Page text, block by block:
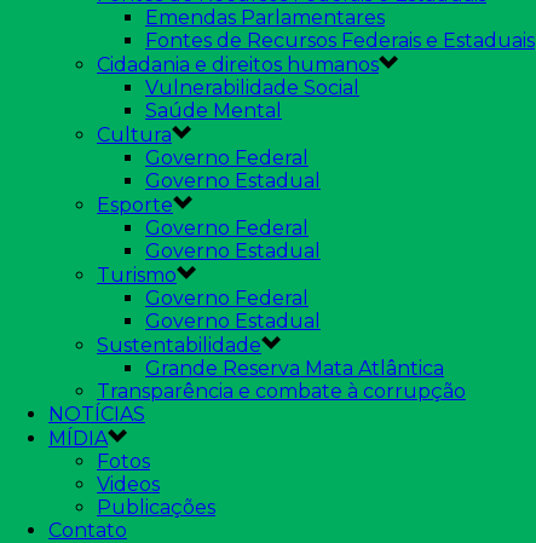
Emendas Parlamentares
Fontes de Recursos Federais e Estaduais
Cidadania e direitos humanos
Vulnerabilidade Social
Saúde Mental
Cultura
Governo Federal
Governo Estadual
Esporte
Governo Federal
Governo Estadual
Turismo
Governo Federal
Governo Estadual
Sustentabilidade
Grande Reserva Mata Atlântica
Transparência e combate à corrupção
NOTÍCIAS
MÍDIA
Fotos
Videos
Publicações
Contato